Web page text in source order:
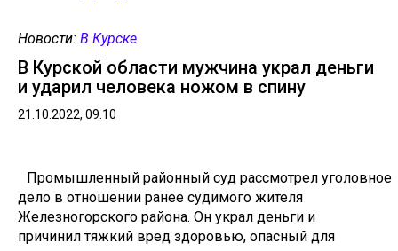
Новости: В Курске
В Курской области мужчина украл деньги
и ударил человека ножом в спину
21.10.2022, 09.10
Промышленный районный суд рассмотрел уголовное
дело в отношении ранее судимого жителя
Железногорского района. Он украл деньги и
причинил тяжкий вред здоровью, опасный для